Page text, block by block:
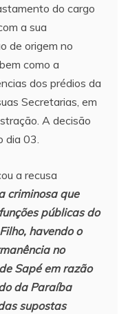
do cargo
a sua
de origem no
como a
dos prédios da
Secretarias, em
A decisão
dia 03.
a recusa
criminosa que
públicas do
havendo o
no
Sapé em razão
da Paraíba
supostas